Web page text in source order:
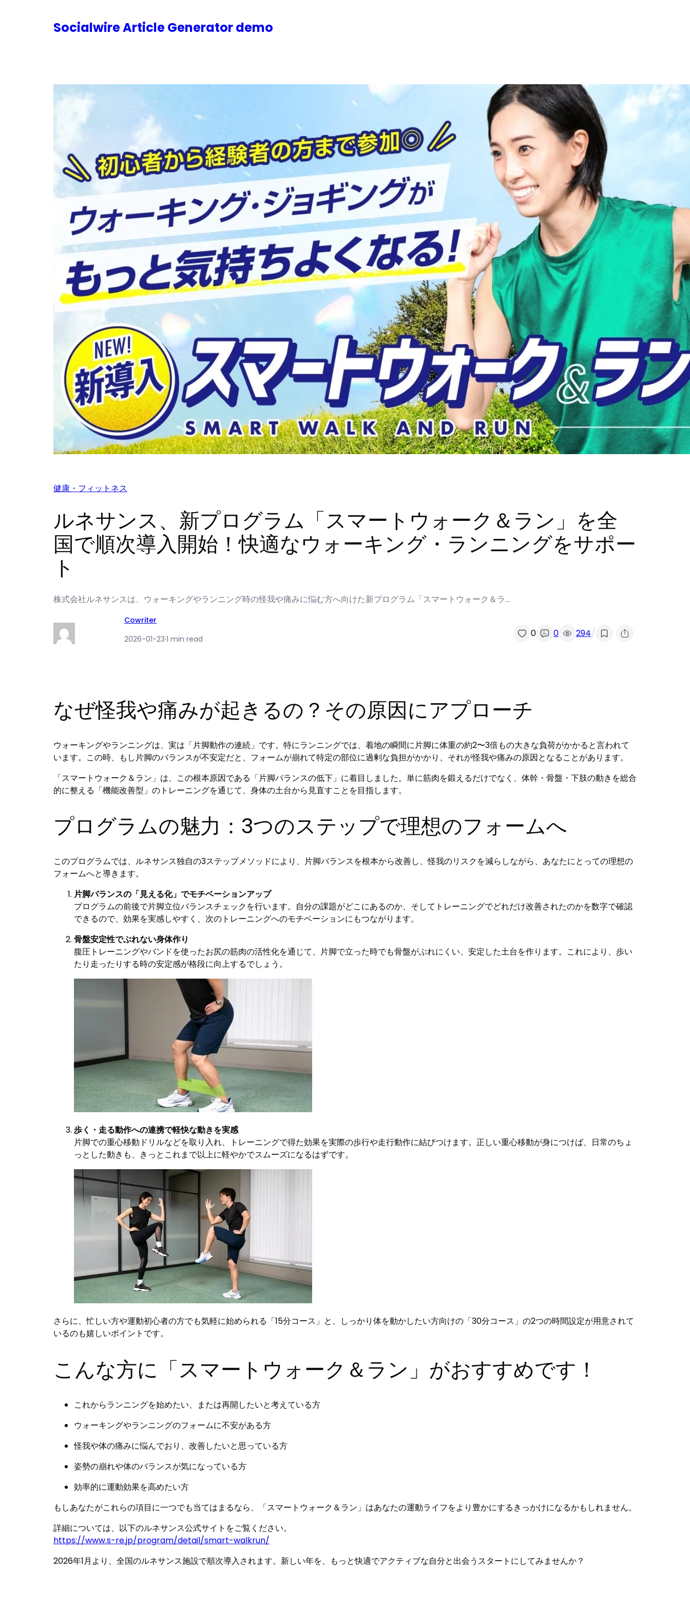
Socialwire Article Generator demo
健康・フィットネス
ルネサンス、新プログラム「スマートウォーク＆ラン」を全
国で順次導入開始！快適なウォーキング・ランニングをサポー
ト
株式会社ルネサンスは、ウォーキングやランニング時の怪我や痛みに悩む方へ向けた新プログラム「スマートウォーク＆ラ…
Cowriter
2026-01-23·1 min read 0 0 294/
なぜ怪我や痛みが起きるの？その原因にアプローチ
ウォーキングやランニングは、実は「片脚動作の連続」です。特にランニングでは、着地の瞬間に片脚に体重の約2〜3倍もの大きな負荷がかかると言われて
います。この時、もし片脚のバランスが不安定だと、フォームが崩れて特定の部位に過剰な負担がかかり、それが怪我や痛みの原因となることがあります。
「スマートウォーク＆ラン」は、この根本原因である「片脚バランスの低下」に着目しました。単に筋肉を鍛えるだけでなく、体幹・骨盤・下肢の動きを総合
的に整える「機能改善型」のトレーニングを通じて、身体の土台から見直すことを目指します。
プログラムの魅力：3つのステップで理想のフォームへ
このプログラムでは、ルネサンス独自の3ステップメソッドにより、片脚バランスを根本から改善し、怪我のリスクを減らしながら、あなたにとっての理想の
フォームへと導きます。
片脚バランスの「見える化」でモチベーションアップ
プログラムの前後で片脚立位バランスチェックを行います。自分の課題がどこにあるのか、そしてトレーニングでどれだけ改善されたのかを数字で確認
できるので、効果を実感しやすく、次のトレーニングへのモチベーションにもつながります。
骨盤安定性でぶれない身体作り
腹圧トレーニングやバンドを使ったお尻の筋肉の活性化を通じて、片脚で立った時でも骨盤がぶれにくい、安定した土台を作ります。これにより、歩い
たり走ったりする時の安定感が格段に向上するでしょう。
歩く・走る動作への連携で軽快な動きを実感
片脚での重心移動ドリルなどを取り入れ、トレーニングで得た効果を実際の歩行や走行動作に結びつけます。正しい重心移動が身につけば、日常のちょ
っとした動きも、きっとこれまで以上に軽やかでスムーズになるはずです。
さらに、忙しい方や運動初心者の方でも気軽に始められる「15分コース」と、しっかり体を動かしたい方向けの「30分コース」の2つの時間設定が用意されて
いるのも嬉しいポイントです。
こんな方に「スマートウォーク＆ラン」がおすすめです！
これからランニングを始めたい、または再開したいと考えている方
ウォーキングやランニングのフォームに不安がある方
怪我や体の痛みに悩んでおり、改善したいと思っている方
姿勢の崩れや体のバランスが気になっている方
効率的に運動効果を高めたい方
もしあなたがこれらの項目に一つでも当てはまるなら、「スマートウォーク＆ラン」はあなたの運動ライフをより豊かにするきっかけになるかもしれません。
詳細については、以下のルネサンス公式サイトをご覧ください。
https://www.s-re.jp/program/detail/smart-walkrun/
2026年1月より、全国のルネサンス施設で順次導入されます。新しい年を、もっと快適でアクティブな自分と出会うスタートにしてみませんか？